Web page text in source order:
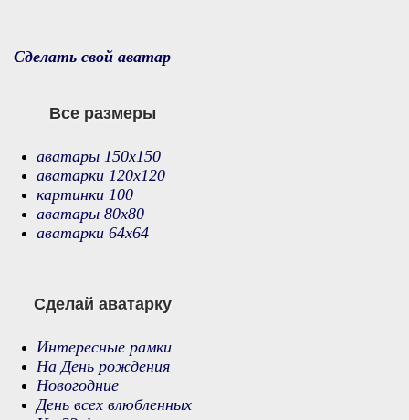
Сделать свой аватар
Все размеры
аватары 150х150
аватарки 120х120
картинки 100
аватары 80х80
аватарки 64х64
Сделай аватарку
Интересные рамки
На День рождения
Новогодние
День всех влюбленных